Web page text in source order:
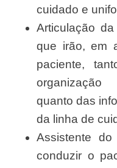
cuidado e
Articulação
que irão, em
paciente,
quanto das
da linha de
Assistente
conduzir o